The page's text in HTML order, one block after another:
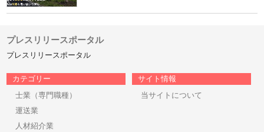
プレスリリースポータル
プレスリリースポータル
カテゴリー
士業（専門職種）
運送業
人材紹介業
サイト情報
当サイトについて